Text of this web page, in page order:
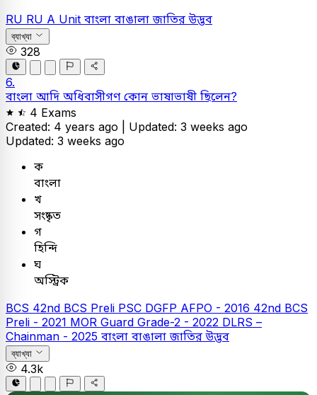
RU RU A Unit বাংলা বাঙালা জাতির উদ্ভব
ব্যাখ্যা
328
6.
বাংলা আদি অধিবাসীগণ কোন ভাষাভাষী ছিলেন?
4 Exams
Created: 4 years ago | Updated: 3 weeks ago
Updated: 3 weeks ago
ক
বাংলা
খ
সংষ্কৃত
গ
হিন্দি
ঘ
অস্ট্রিক
BCS 42nd BCS Preli PSC DGFP AFPO - 2016 42nd BCS
Preli - 2021 MOR Guard Grade-2 - 2022 DLRS –
Chainman - 2025 বাংলা বাঙালা জাতির উদ্ভব
ব্যাখ্যা
4.3k